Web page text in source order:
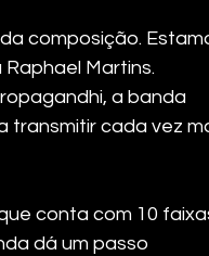
composição.
Martins.
a banda
transmitir cada vez
conta com 10
dá um passo